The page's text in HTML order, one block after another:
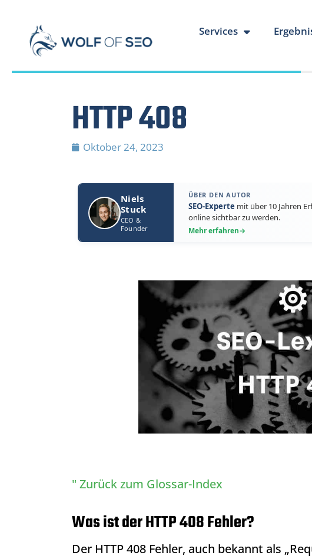
Services
HTTP 408
Oktober 24, 2023
Niels
Stuck
CEO &
Founder
ÜBER DEN AUTOR
SEO-Experte mit über 10 Jahren
online sichtbar zu werden.
Mehr erfahren→
" Zurück zum Glossar-Index
Was ist der HTTP 408 Fehler?
Der HTTP 408 Fehler, auch bekannt als